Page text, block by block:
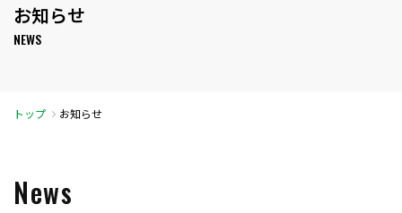
お知らせ
NEWS
トップ お知らせ
News